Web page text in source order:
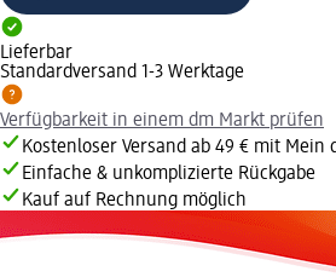
Lieferbar
Standardversand 1-3 Werktage
Verfügbarkeit in einem dm Markt prüfen
Kostenloser Versand ab 49 € mit Mein
Einfache & unkomplizierte Rückgabe
Kauf auf Rechnung möglich